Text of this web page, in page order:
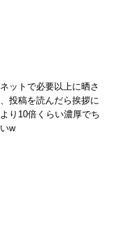
ットで必要以上に晒さ
投稿を読んだら挨拶に
り10倍くらい濃厚でち
w